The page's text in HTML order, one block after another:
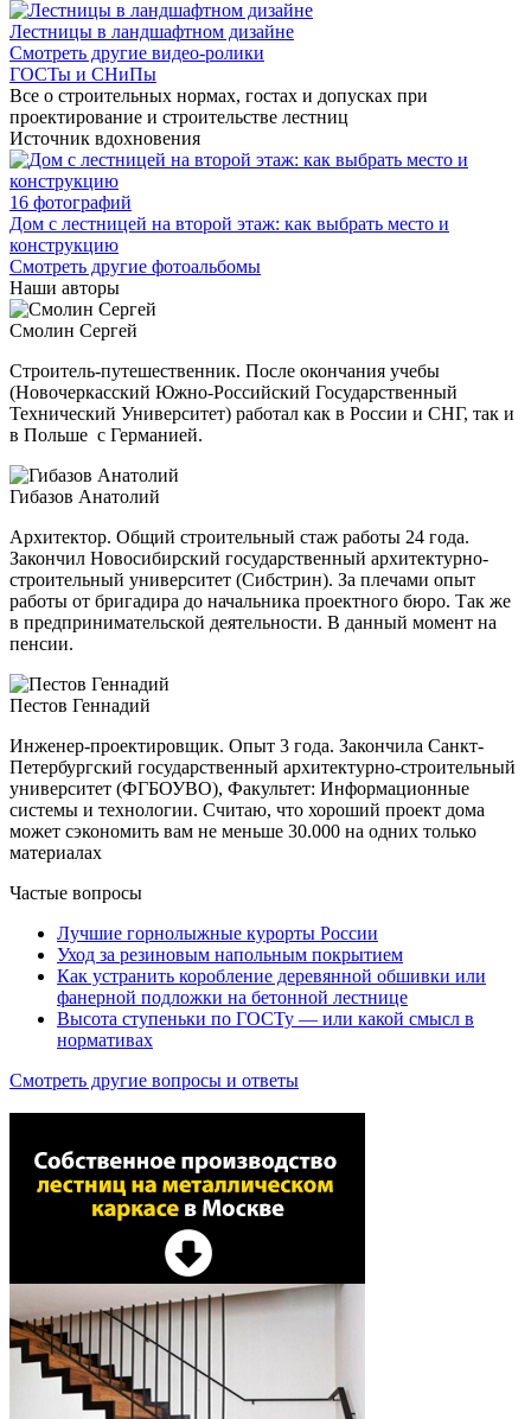
Лестницы в ландшафтном дизайне
Смотреть другие видео-ролики
ГОСТы и СНиПы
Все о строительных нормах, гостах и допусках при
проектирование и строительстве лестниц
Источник вдохновения
16 фотографий
Дом с лестницей на второй этаж: как выбрать место и
конструкцию
Смотреть другие фотоальбомы
Наши авторы
Смолин Сергей
Строитель-путешественник. После окончания учебы
(Новочеркасский Южно-Российский Государственный
Технический Университет) работал как в России и СНГ, так и
в Польше с Германией.
Гибазов Анатолий
Архитектор. Общий строительный стаж работы 24 года.
Закончил Новосибирский государственный архитектурно-
строительный университет (Сибстрин). За плечами опыт
работы от бригадира до начальника проектного бюро. Так же
в предпринимательской деятельности. В данный момент на
пенсии.
Пестов Геннадий
Инженер-проектировщик. Опыт 3 года. Закончила Санкт-
Петербургский государственный архитектурно-строительный
университет (ФГБОУВО), Факультет: Информационные
системы и технологии. Считаю, что хороший проект дома
может сэкономить вам не меньше 30.000 на одних только
материалах
Частые вопросы
Лучшие горнолыжные курорты России
Уход за резиновым напольным покрытием
Как устранить коробление деревянной обшивки или
фанерной подложки на бетонной лестнице
Высота ступеньки по ГОСТу — или какой смысл в
нормативах
Смотреть другие вопросы и ответы